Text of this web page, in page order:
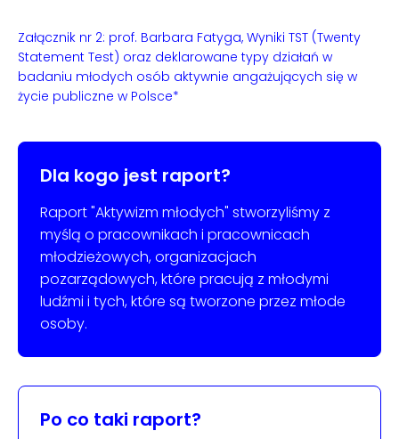
Załącznik nr 2: prof. Barbara Fatyga, Wyniki TST (Twenty
Statement Test) oraz deklarowane typy działań w
badaniu młodych osób aktywnie angażujących się w
życie publiczne w Polsce*
Dla kogo jest raport?
Raport "Aktywizm młodych" stworzyliśmy z
myślą o pracownikach i pracownicach
młodzieżowych, organizacjach
pozarządowych, które pracują z młodymi
ludźmi i tych, które są tworzone przez młode
osoby.
Po co taki raport?